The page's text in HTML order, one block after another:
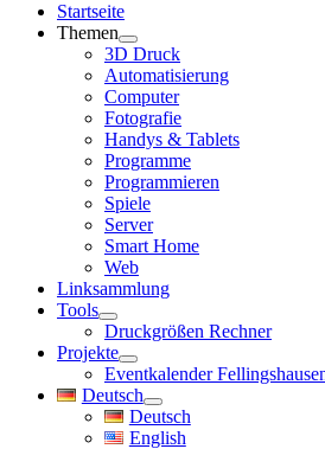
Startseite
Themen
3D Druck
Automatisierung
Computer
Fotografie
Handys & Tablets
Programme
Programmieren
Spiele
Server
Smart Home
Web
Linksammlung
Tools
Druckgrößen Rechner
Projekte
Eventkalender
Deutsch
Deutsch
English